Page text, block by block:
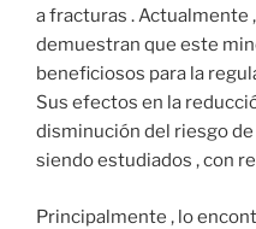
a fracturas . Actualmente
demuestran que este
beneficiosos para la
Sus efectos en la
disminución del riesgo
siendo estudiados , con
Principalmente , lo